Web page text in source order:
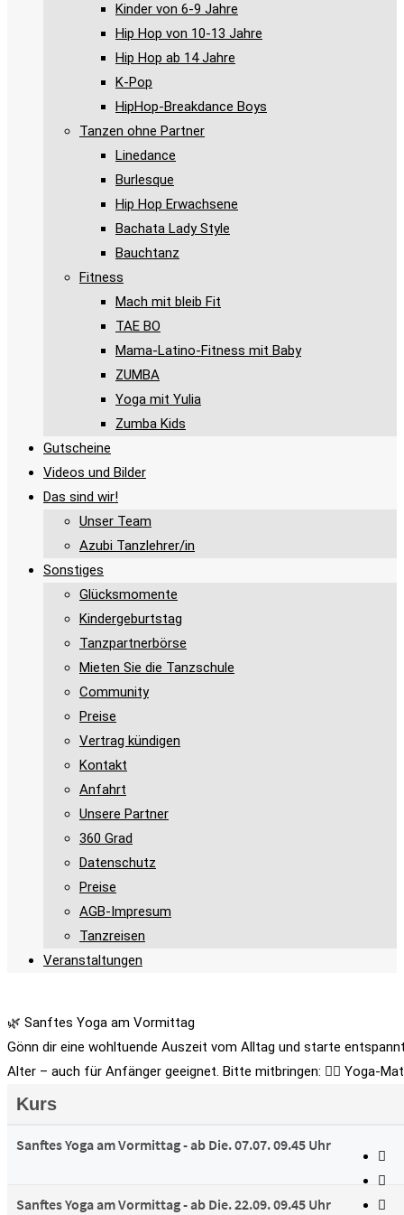
Kinder von 6-9 Jahre
Hip Hop von 10-13 Jahre
Hip Hop ab 14 Jahre
K-Pop
HipHop-Breakdance Boys
Tanzen ohne Partner
Linedance
Burlesque
Hip Hop Erwachsene
Bachata Lady Style
Bauchtanz
Fitness
Mach mit bleib Fit
TAE BO
Mama-Latino-Fitness mit Baby
ZUMBA
Yoga mit Yulia
Zumba Kids
Gutscheine
Videos und Bilder
Das sind wir!
Unser Team
Azubi Tanzlehrer/in
Sonstiges
Glücksmomente
Kindergeburtstag
Tanzpartnerbörse
Mieten Sie die Tanzschule
Community
Preise
Vertrag kündigen
Kontakt
Anfahrt
Unsere Partner
360 Grad
Datenschutz
Preise
AGB-Impresum
Tanzreisen
Veranstaltungen
🌿 Sanftes Yoga am Vormittag
Gönn dir eine wohltuende Auszeit vom Alltag und starte
Alter – auch für Anfänger geeignet. Bitte mitbringen: 🧘‍♀️ Yoga-